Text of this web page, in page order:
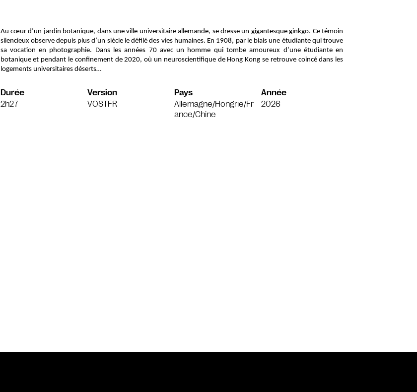
Au cœur d’un jardin botanique, dans une ville universitaire allemande, se dresse un gigantesque ginkgo. Ce témoin
silencieux observe depuis plus d’un siècle le défilé des vies humaines. En 1908, par le biais une étudiante qui trouve
sa vocation en photographie. Dans les années 70 avec un homme qui tombe amoureux d’une étudiante en
botanique et pendant le confinement de 2020, où un neuroscientifique de Hong Kong se retrouve coincé dans les
logements universitaires déserts…
Durée
2h27
Version
VOSTFR
Pays
Allemagne/Hongrie/Fr
ance/Chine
Année
2026